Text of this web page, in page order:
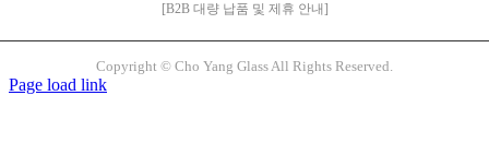
[B2B 대량 납품 및 제휴 안내]
Copyright © Cho Yang Glass All Rights Reserved.
Page load link